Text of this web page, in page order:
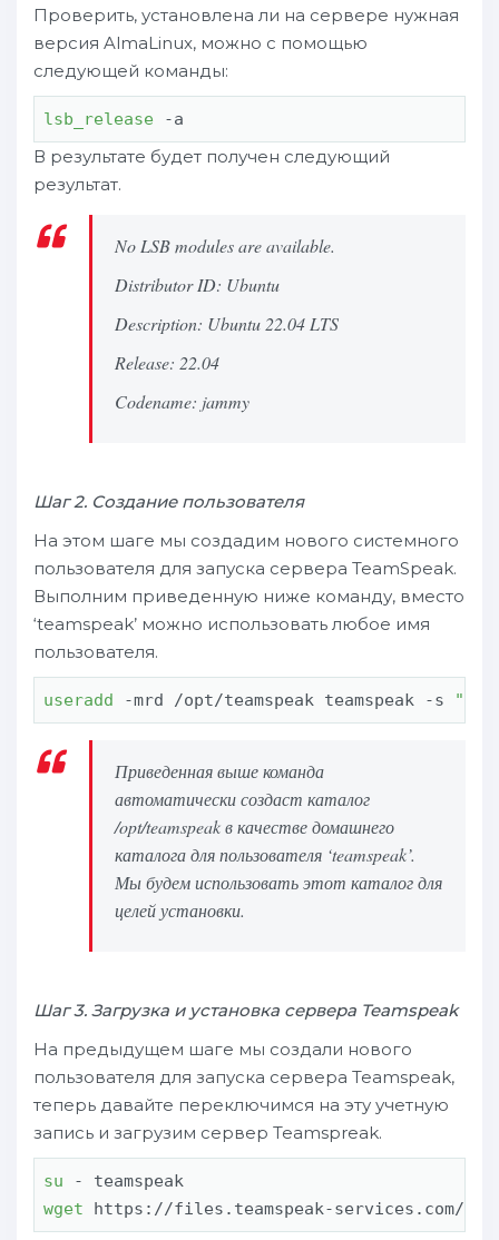
Проверить, установлена ли на сервере нужная
версия AlmaLinux, можно с помощью
следующей команды:
lsb_release -a
В результате будет получен следующий
результат.
No LSB modules are available.
Distributor ID: Ubuntu
Description: Ubuntu 22.04 LTS
Release: 22.04
Codename: jammy
Шаг 2. Создание пользователя
На этом шаге мы создадим нового системного
пользователя для запуска сервера TeamSpeak.
Выполним приведенную ниже команду, вместо
‘teamspeak’ можно использовать любое имя
пользователя.
useradd -mrd /opt/teamspeak teamspeak -s
Приведенная выше команда
автоматически создаст каталог
/opt/teamspeak в качестве домашнего
каталога для пользователя ‘teamspeak’.
Мы будем использовать этот каталог для
целей установки.
Шаг 3. Загрузка и установка сервера Teamspeak
На предыдущем шаге мы создали нового
пользователя для запуска сервера Teamspeak,
теперь давайте переключимся на эту учетную
запись и загрузим сервер Teamspreak.
su
wget https://files.teamspeak-services.com/